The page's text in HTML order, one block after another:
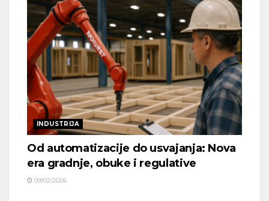
INDUSTRIJA
Od automatizacije do usvajanja: Nova
era gradnje, obuke i regulative
09/02/2026